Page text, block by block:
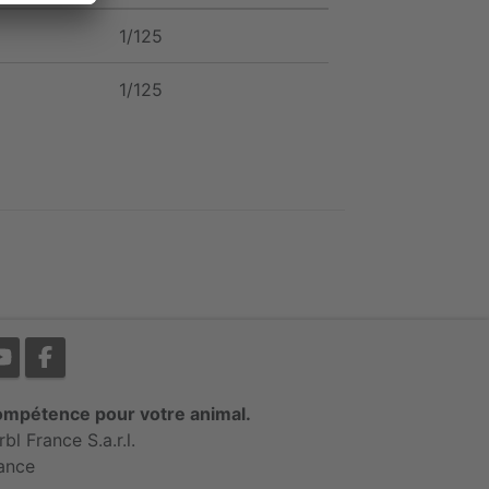
1/125
1/125
pour votre animal.
France S.a.r.l.